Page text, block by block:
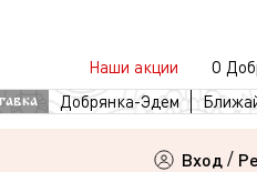
Наши акции О
Добрянка-Эдем
Вход /